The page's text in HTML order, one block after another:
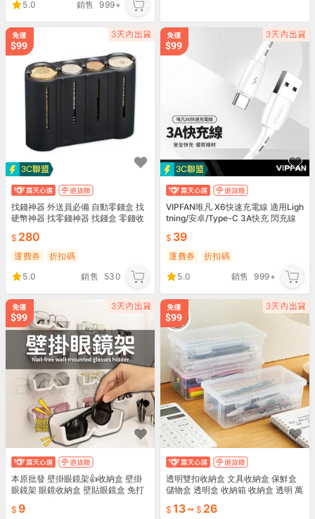
5.0
銷售 999+
找錢神器 外送員必備 自動零錢盒 找
硬幣神器 找零錢神器 找錢盒 零錢收
280
運費券
折扣碼
5.0
銷售 530
VIPFAN唯凡 X6快速充電線 適用Ligh
tning/安卓/Type-C 3A快充 閃充線
39
運費券
折扣碼
5.0
銷售 999+
本原批發 壁掛眼鏡架👍收納盒 壁掛
眼鏡架 眼鏡收納盒 壁貼眼鏡盒 免打
496
9
透明雙扣收納盒 文具收納盒 保鮮盒
儲物盒 透明盒 收納箱 收納盒 透明 萬
13~ 26